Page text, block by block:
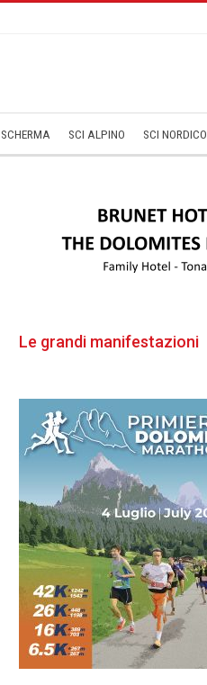
SCHERMA SCI ALPINO SCI NORDICO
Le grandi manifestazioni